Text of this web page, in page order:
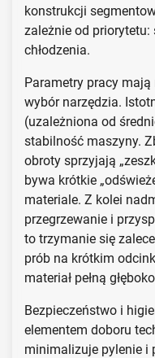
konstrukcji
zależnie od
chłodzenia.
Parametry pracy
wybór narzędzia.
(uzależniona od
stabilność maszyny.
obroty sprzyjają
bywa krótkie
materiale. Z kolei
przegrzewanie i
to trzymanie się
prób na krótkim
materiał pełną
Bezpieczeństwo i
elementem doboru
minimalizuje pylenie i